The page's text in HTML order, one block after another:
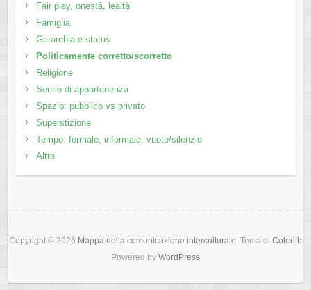
Fair play, onestà, lealtà
Famiglia
Gerarchia e status
Politicamente corretto/scorretto
Religione
Senso di appartenenza
Spazio: pubblico vs privato
Superstizione
Tempo: formale, informale, vuoto/silenzio
Altro
Copyright © 2026 Mappa della comunicazione interculturale. Tema di Colorlib
Powered by WordPress